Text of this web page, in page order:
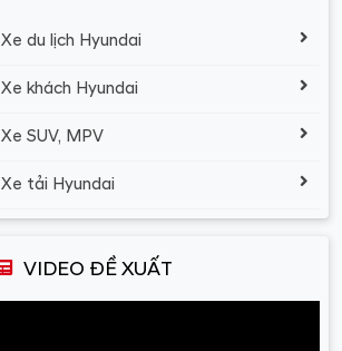
Xe du lịch Hyundai
Xe khách Hyundai
Xe SUV, MPV
Xe tải Hyundai
VIDEO ĐỀ XUẤT